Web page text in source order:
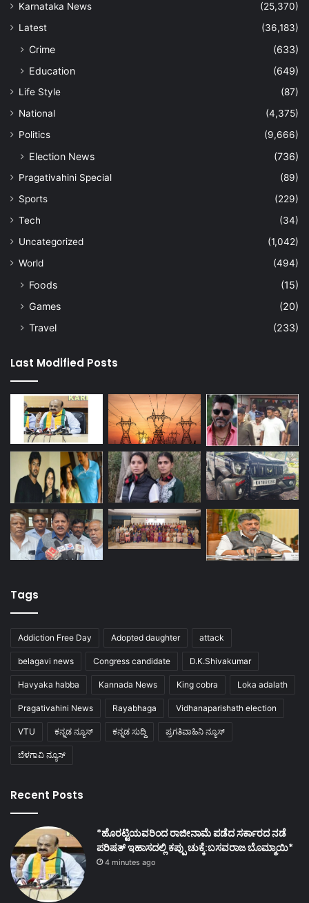
Karnataka News
(25,370)
Latest
(36,183)
Crime
(633)
Education
(649)
Life Style
(87)
National
(4,375)
Politics
(9,666)
Election News (736)
Pragativahini Special
(89)
Sports
(229)
Tech
(34)
Uncategorized
(1,042)
World
(494)
Foods
(15)
Games
(20)
Travel
(233)
Last Modified Posts
Tags
Addiction Free Day Adopted daughter attack
belagavi news Congress candidate D.K.Shivakumar
Havyaka habba Kannada News King cobra Loka adalath
Pragativahini News Rayabhaga Vidhanaparishath election
VTU ಕನ್ನಡ ನ್ಯೂಸ್ ಕನ್ನಡ ಸುದ್ದಿ ಪ್ರಗತಿವಾಹಿನಿ ನ್ಯೂಸ್
ಬೆಳಗಾವಿ ನ್ಯೂಸ್
Recent Posts
*ಹೊರಟ್ಟಿಯವರಿಂದ ರಾಜೀನಾಮೆ ಪಡೆದ ಸರ್ಕಾರದ ನಡೆ
ಪರಿಷತ್ ಇಹಾಸದಲ್ಲಿ ಕಪ್ಪು ಚುಕ್ಕೆ:ಬಸವರಾಜ ಬೊಮ್ಮಾಯಿ*
4 minutes ago